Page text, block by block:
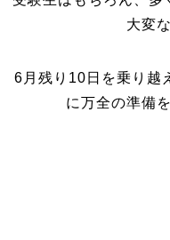
大変
6月残り10日を乗り越
に万全の準備